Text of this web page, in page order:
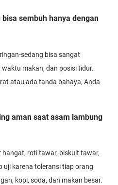
sembuh hanya dengan
sedang bisa sangat
makan, dan posisi tidur.
atau ada tanda bahaya, Anda
aman saat asam lambung
roti tawar, biskuit tawar,
karena toleransi tiap orang
kopi, soda, dan makan besar.